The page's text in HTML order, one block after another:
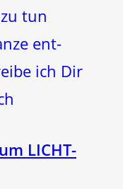
tun
ent-
ich Dir
LICHT-